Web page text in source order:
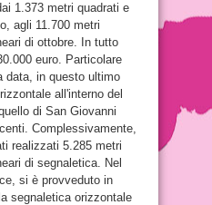
1.373 metri quadrati e
agli 11.700 metri
di ottobre. In tutto
euro. Particolare
data, in questo ultimo
all'interno del
di San Giovanni
Complessivamente,
realizzati 5.285 metri
di segnaletica. Nel
si è provveduto in
segnaletica orizzontale